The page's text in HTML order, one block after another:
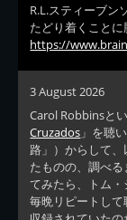
R.L.スティーブン
たどり着くことに
https://
3 August 2026
Carol Robbinsと
Cruzados 」を聴
路」）からして
たものの、調べ
てみたら、トム
毎晩リピートし